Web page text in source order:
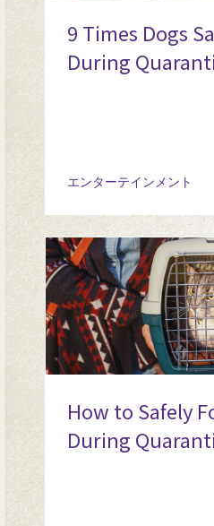
9 Times Dogs
During
エンターテインメント
How to Safely
During